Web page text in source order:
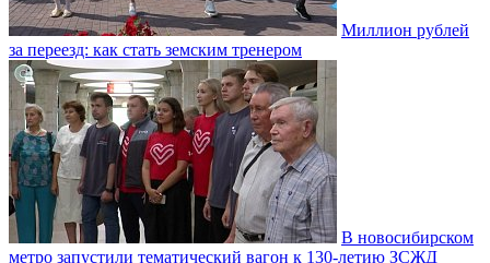
Миллион рублей
за переезд: как стать земским тренером
В новосибирском
метро запустили тематический вагон к 130-летию ЗСЖД